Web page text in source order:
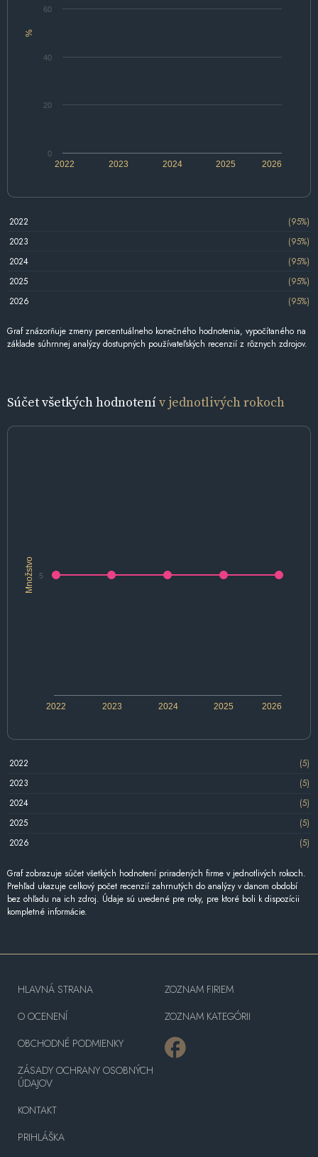
%
2022 2024 2026
2023 2025
0
20
40
60
2022
(95%)
2023
(95%)
2024
(95%)
2025
(95%)
2026
(95%)
Graf znázorňuje zmeny percentuálneho konečného hodnotenia, vypočítaného na
základe súhrnnej analýzy dostupných používateľských recenzií z rôznych zdrojov.
Súčet všetkých hodnotenív jednotlivých rokoch
Množstvo
2022 2024 2026
2023 2025
5
2022
(5)
2023
(5)
2024
(5)
2025
(5)
2026
(5)
Graf zobrazuje súčet všetkých hodnotení priradených firme v jednotlivých rokoch.
Prehľad ukazuje celkový počet recenzií zahrnutých do analýzy v danom období
bez ohľadu na ich zdroj. Údaje sú uvedené pre roky, pre ktoré boli k dispozícii
kompletné informácie.
HLAVNÁ STRANA
O OCENENÍ
OBCHODNÉ PODMIENKY
ZÁSADY OCHRANY OSOBNÝCH
ÚDAJOV
KONTAKT
PRIHLÁŠKA
ZOZNAM FIRIEM
ZOZNAM KATEGÓRII